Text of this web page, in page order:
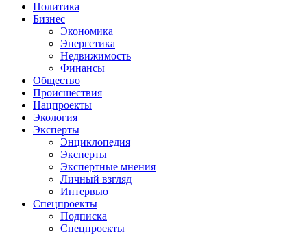
Политика
Бизнес
Экономика
Энергетика
Недвижимость
Финансы
Общество
Происшествия
Нацпроекты
Экология
Эксперты
Энциклопедия
Эксперты
Экспертные мнения
Личный взгляд
Интервью
Спецпроекты
Подписка
Спецпроекты